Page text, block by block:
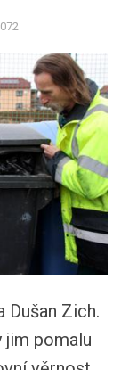
Dušan Zich.
jim pomalu